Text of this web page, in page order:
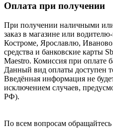
Оплата при получении
При получении наличными
заказ в магазине или
Костроме, Ярославлю,
средства и банковские карты
Maestro. Комиссия при оплате
Данный вид оплаты доступен
Введённая информация не
исключением случаев,
РФ).
По всем вопросам